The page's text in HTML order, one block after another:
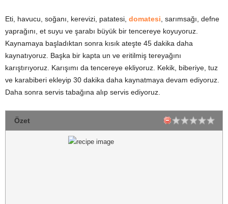
Eti, havucu, soğanı, kerevizi, patatesi, domatesi , sarımsağı, defne
yaprağını, et suyu ve şarabı büyük bir tencereye koyuyoruz.
Kaynamaya başladıktan sonra kısık ateşte 45 dakika daha
kaynatıyoruz. Başka bir kapta un ve eritilmiş tereyağını
karıştırıyoruz. Karışımı da tencereye ekliyoruz. Kekik, biberiye, tuz
ve karabiberi ekleyip 30 dakika daha kaynatmaya devam ediyoruz.
Daha sonra servis tabağına alıp servis ediyoruz.
Özet